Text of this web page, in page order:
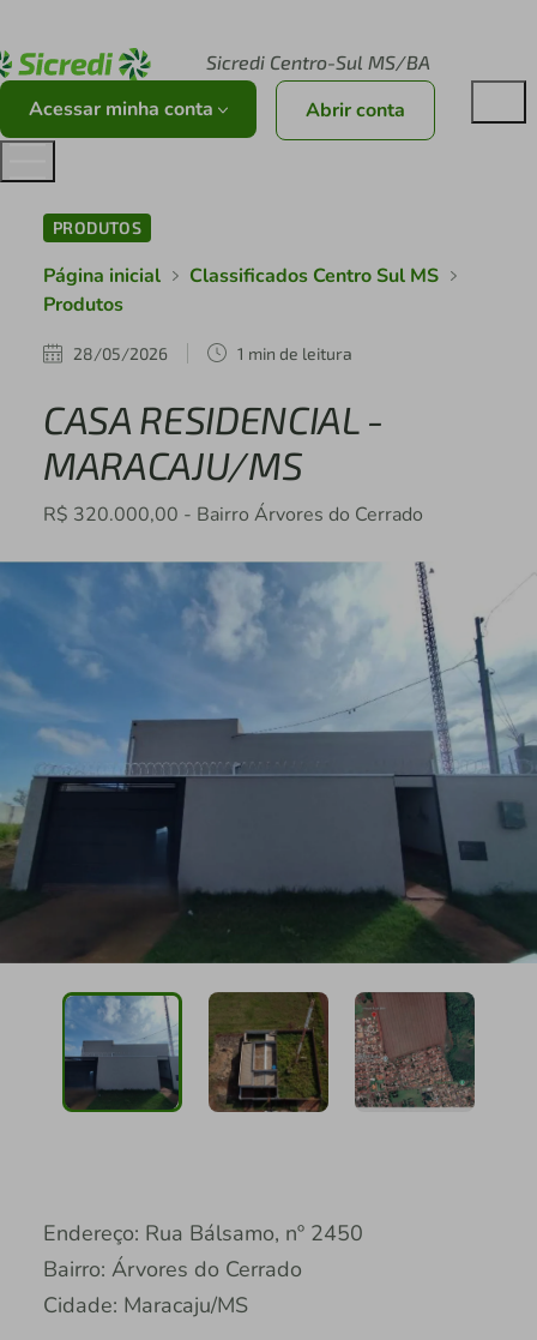
Sicredi Centro-Sul MS/BA
Acessar minha conta Abrir conta
PRODUTOS
Página inicial
Classificados Centro Sul MS
Produtos
28/05/2026 1 min de leitura
CASA RESIDENCIAL -
MARACAJU/MS
R$ 320.000,00 - Bairro Árvores do Cerrado
Endereço: Rua Bálsamo, nº 2450
Bairro: Árvores do Cerrado
Cidade: Maracaju/MS